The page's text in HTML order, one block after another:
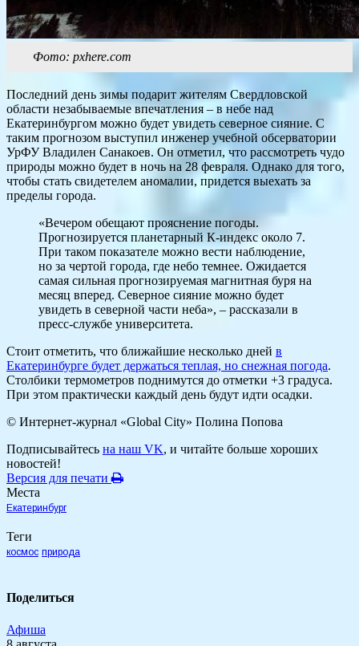
Фото: pxhere.com
Последний день зимы подарит жителям Свердловской
области незабываемые впечатления – в небе над
Екатеринбургом можно будет увидеть северное сияние. С
таким прогнозом выступил инженер учебной обсерватории
УрФУ Владилен Санакоев. Он отметил, что рассмотреть чудо
природы можно будет в ночь на 28 февраля. Однако для того,
чтобы стать свидетелем аномалии, придется выехать за
пределы города.
«Вечером обещают прояснение погоды.
Прогнозируется планетарный К-индекс около 7.
При таком показателе можно вести наблюдение,
но за чертой города, где небо темнее. Ожидается
самая сильная прогнозируемая магнитная буря на
месяц вперед. Северное сияние можно будет
увидеть в северной части неба», – рассказали в
пресс-службе университета.
Стоит отметить, что ближайшие несколько дней в
Екатеринбурге будет держаться теплая, но снежная погода.
Столбики термометров поднимутся до отметки +3 градуса.
При этом практически каждый день будут идти осадки.
© Интернет-журнал «Global City» Полина Попова
Подписывайтесь на наш VK, и читайте больше хороших
новостей!
Версия для печати
Места
Екатеринбург
Теги
космос природа
Поделиться
Афиша